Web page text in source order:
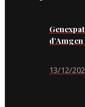
13/12/